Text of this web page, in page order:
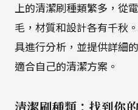
上的清潔刷種類繁多，從
毛，材質和設計各有千秋
具進行分析，並提供詳細
適合自己的清潔方案。